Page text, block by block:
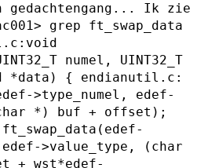
gedachtengang... Ik zie
grep ft_swap_data
numel, UINT32_T
*data) { endianutil.c:
>type_numel, edef-
*) buf + offset);
edef->value_type, (char
+ wst*edef-